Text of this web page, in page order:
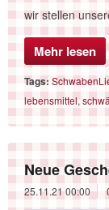
wir stellen
Mehr lesen
Tags:
lebensmittel,
Neue
25.11.21 00:00